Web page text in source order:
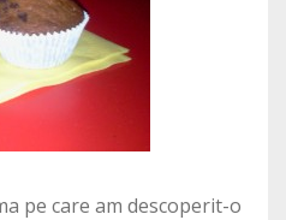
pe care am descoperit-o